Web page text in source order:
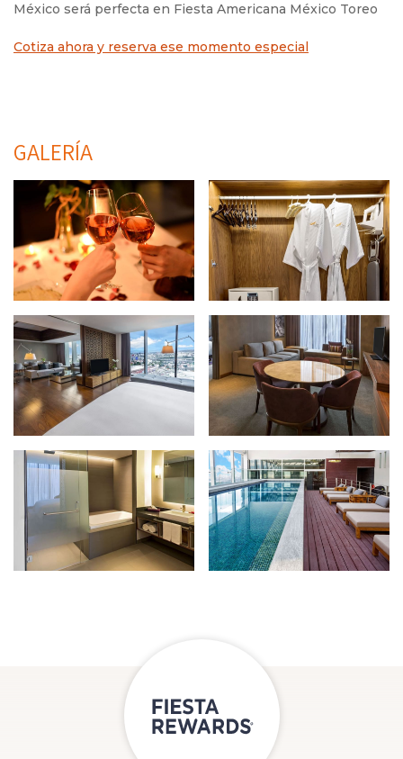
México será perfecta en Fiesta Americana México Toreo
Cotiza ahora y reserva ese momento especial
GALERÍA